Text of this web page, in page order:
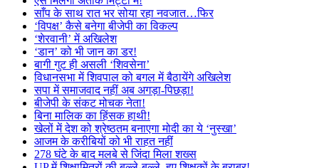
साँप के साथ रात भर सोया रहा नवजात…फिर
‘विपक्ष’ कैसे बनेगा बीजेपी का विकल्प
‘शेरवानी’ में अखिलेश
‘डान’ को भी जान का डर!
बागी गुट ही असली ‘शिवसेना’
विधानसभा में शिवपाल को बगल में बैठायेंगे अखिलेश
सपा में समाजवाद नहीं अब अगड़ा-पिछड़ा!
बीजेपी के संकट मोचक नेता!
बिना मालिक का हिंसक हाथी!
खेलों में देश को श्रेष्ठतम बनाएगा मोदी का ये ‘नुस्खा’
आजम के करीबियों को भी राहत नहीं
278 घंटे के बाद मलबे से जिंदा मिला शख्स